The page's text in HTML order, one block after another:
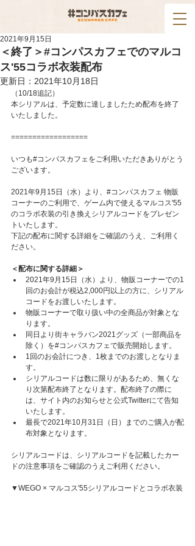
＜終了＞#コンパスカフェでのマルコ
ス'55コラボ衣装配布
2021年9月15日
更新日： 2021年10月18日
（10/18追記）
本シリアルは、予定数に達しましたため配布を終了
いたしました。
==================
いつも#コンパスカフェをご利用いただきありがとう
ございます。
2021年9月15日（水）より、#コンパスカフェ 物販
コーナーのご利用で、ゲーム内で使えるマルコス'55
のコラボ衣装の引き換えシリアルコードをプレゼン
トいたします。
下記の配布に関する詳細をご確認のうえ、ご利用く
ださい。
＜配布に関する詳細＞
2021年9月15日（水）より、物販コーナーでの1
回のお会計が税込2,000円以上の方に、シリアル
コードをお渡しいたします。
物販コーナーで取り扱い中の全商品が対象とな
ります。
同日より街キャラバン2021グッズ（一部商品を
除く）を#コンパスカフェで販売開始します。
1回のお会計につき、1枚までのお渡しとなりま
す。
シリアルコードは数に限りがあるため、無くな
り次第配布終了となります。配布終了の際に
は、サイト内のお知らせと公式Twitterにて告知
いたします。
最長で2021年10月31日（日）までのご購入が配
布対象となります。
シリアルコードは、シリアルコードを記載したカー
ドの注意事項をご確認のうえご利用ください。
▼WEGO × マルコス'55シリアルコードとコラボ衣装